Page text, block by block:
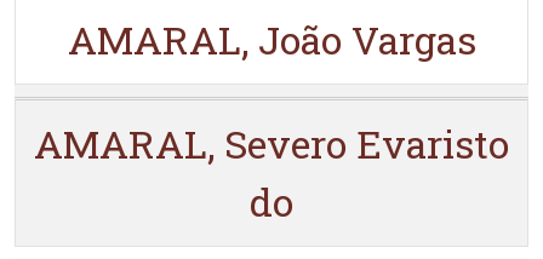
AMARAL, João Vargas
AMARAL, Severo Evaristo
do